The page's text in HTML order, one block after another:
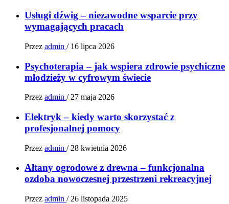
Usługi dźwig – niezawodne wsparcie przy
wymagających pracach
Przez admin / 16 lipca 2026
Psychoterapia – jak wspiera zdrowie psychiczne
młodzieży w cyfrowym świecie
Przez admin / 27 maja 2026
Elektryk – kiedy warto skorzystać z
profesjonalnej pomocy
Przez admin / 28 kwietnia 2026
Altany ogrodowe z drewna – funkcjonalna
ozdoba nowoczesnej przestrzeni rekreacyjnej
Przez admin / 26 listopada 2025